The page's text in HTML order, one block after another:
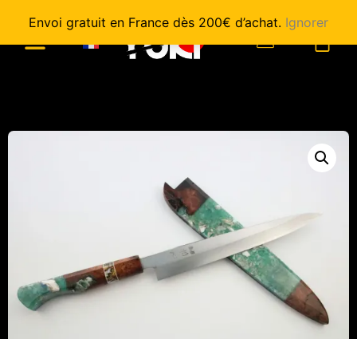
Envoi gratuit en France dès 200€ d’achat. Ignorer